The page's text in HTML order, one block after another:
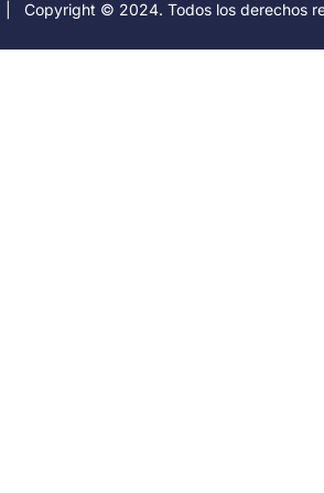
| Copyright © 2024. Todos los derechos